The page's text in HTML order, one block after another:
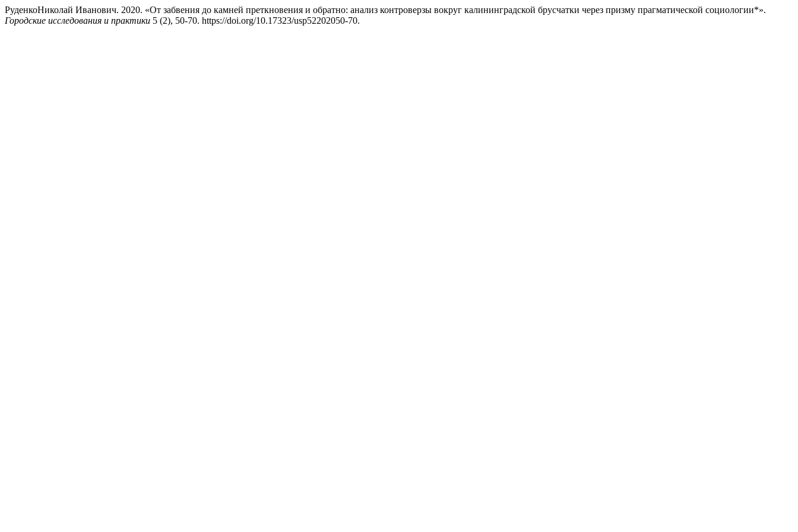
РуденкоНиколай Иванович. 2020. «От забвения до камней преткновения и обратно: анализ контроверзы вокруг калининградской брусчатки через призму прагматической социологии*».
Городские исследования и практики 5 (2), 50-70. https://doi.org/10.17323/usp52202050-70.